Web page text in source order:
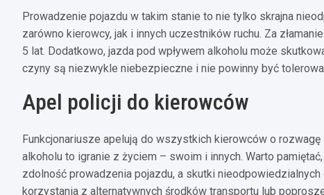
Prowadzenie pojazdu w takim stanie to nie tylko skrajna
zarówno kierowcy, jak i innych uczestników ruchu. Za
5 lat. Dodatkowo, jazda pod wpływem alkoholu może
czyny są niezwykle niebezpieczne i nie powinny być
Apel policji do kierowców
Funkcjonariusze apelują do wszystkich kierowców o
alkoholu to igranie z życiem – swoim i innych. Warto
zdolność prowadzenia pojazdu, a skutki
korzystania z alternatywnych środków transportu lub